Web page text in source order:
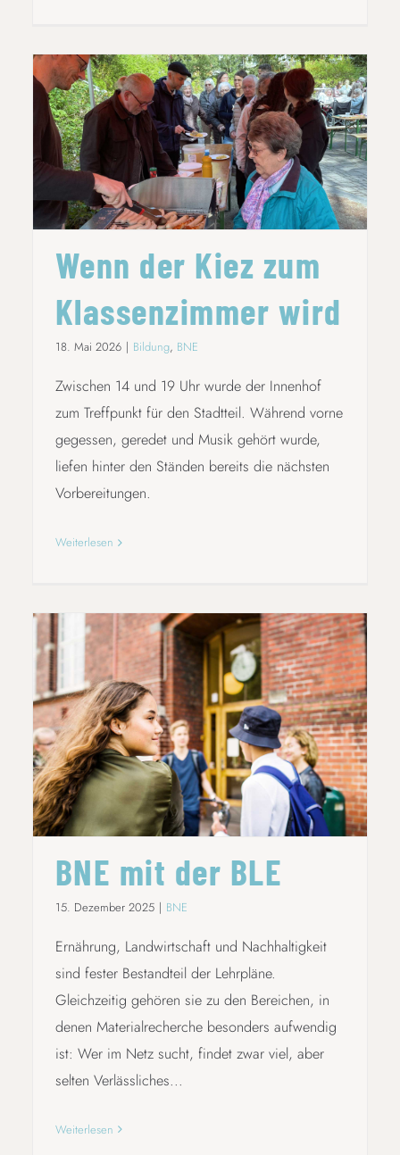
WENN DER KIEZ ZUM KLASSENZIMMER
WIRD
Wenn der Kiez zum
Klassenzimmer wird
18. Mai 2026 | Bildung, BNE
Zwischen 14 und 19 Uhr wurde der Innenhof
zum Treffpunkt für den Stadtteil. Während vorne
gegessen, geredet und Musik gehört wurde,
liefen hinter den Ständen bereits die nächsten
Vorbereitungen.
Weiterlesen
BNE MIT DER BLE
BNE mit der BLE
15. Dezember 2025 | BNE
Ernährung, Landwirtschaft und Nachhaltigkeit
sind fester Bestandteil der Lehrpläne.
Gleichzeitig gehören sie zu den Bereichen, in
denen Materialrecherche besonders aufwendig
ist: Wer im Netz sucht, findet zwar viel, aber
selten Verlässliches...
Weiterlesen